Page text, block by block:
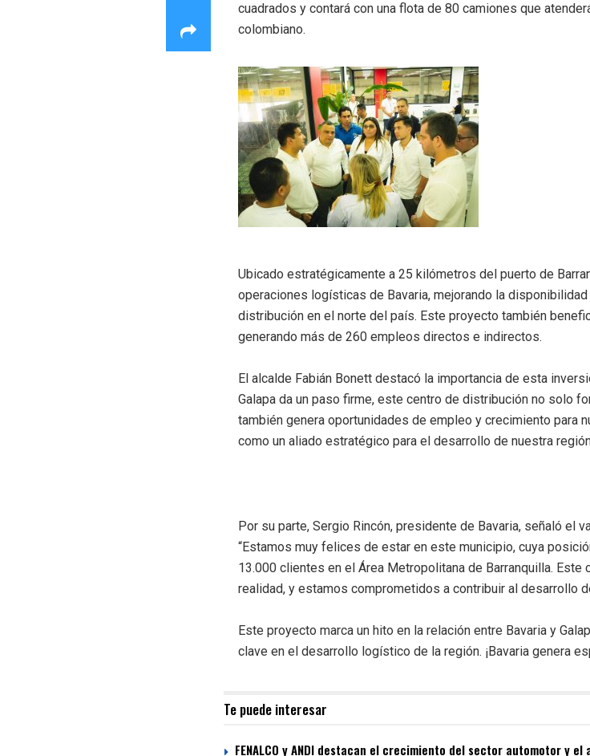
cuadrados y contará con una flota de 80 camiones que
colombiano.
Ubicado estratégicamente a 25 kilómetros del puerto de
operaciones logísticas de Bavaria, mejorando la
distribución en el norte del país. Este proyecto también
generando más de 260 empleos directos e indirectos.
El alcalde Fabián Bonett destacó la importancia de esta
Galapa da un paso firme, este centro de distribución no solo
también genera oportunidades de empleo y crecimiento para
como un aliado estratégico para el desarrollo de nuestra
Por su parte, Sergio Rincón, presidente de Bavaria, señaló el
“Estamos muy felices de estar en este municipio, cuya
13.000 clientes en el Área Metropolitana de Barranquilla.
realidad, y estamos comprometidos a contribuir al desarrollo
Este proyecto marca un hito en la relación entre Bavaria y
clave en el desarrollo logístico de la región. ¡Bavaria genera
Te puede interesar
FENALCO y ANDI destacan el crecimiento del sector automotor y